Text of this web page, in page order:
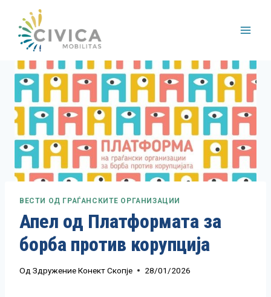
content
ВЕСТИ ОД ГРАЃАНСКИТЕ ОРГАНИЗАЦИИ
Апел од Платформата за
борба против корупција
Од Здружение Конект Скопје 28/01/2026